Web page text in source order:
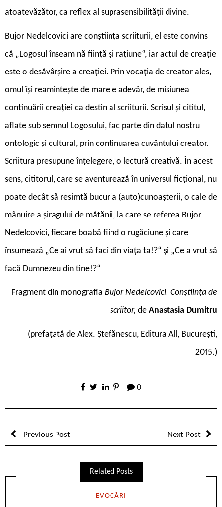
atoatevăzător, ca reflex al suprasensibilității divine.
Bujor Nedelcovici are conștiința scriiturii, el este convins
că „Logosul înseam nă ființă și rațiune“, iar actul de creație
este o desăvârșire a creației. Prin vocația de creator ales,
omul își reamintește de marele adevăr, de misiunea
continuării creației ca destin al scriiturii. Scrisul și cititul,
aflate sub semnul Logosului, fac parte din datul nostru
ontologic și cultural, prin continuarea cuvântului creator.
Scriitura presupune înțelegere, o lectură creativă. În acest
sens, cititorul, care se aventurează în universul ficțional, nu
poate decât să resimtă bucuria (auto)cunoașterii, o cale de
mânuire a șiragului de mătănii, la care se referea Bujor
Nedelcovici, fiecare boabă fiind o rugăciune și care
însumează „Ce ai vrut să faci din viața ta!?“ și „Ce a vrut să
facă Dumnezeu din tine!?“
Fragment din monografia Bujor Nedelcovici. Conștiința de
scriitor, de Anastasia Dumitru
(prefațată de Alex. Ștefănescu, Editura All, București,
2015.)
0
Previous Post Next Post
Related Posts
EVOCĂRI